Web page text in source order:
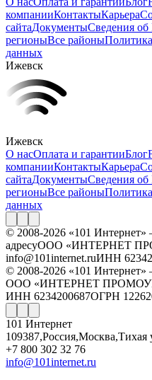
компанииКонтактыКарьера
сайтаДокументыСведения об
регионыВсе районы
данных
Ижевск
Ижевск
О насОплата и гарантииБлог
компанииКонтактыКарьера
сайтаДокументыСведения об
регионыВсе районы
данных
© 2008-2026 «101
адресуООО «ИНТЕРНЕТ
info@101internet.ruИНН
© 2008-2026 «101 Интернет»
ООО «ИНТЕРНЕТ
ИНН 6234200687ОГРН
101 Интернет
109387,Россия,Москва,Тихая
+7 800 302 32 76
info@101internet.ru